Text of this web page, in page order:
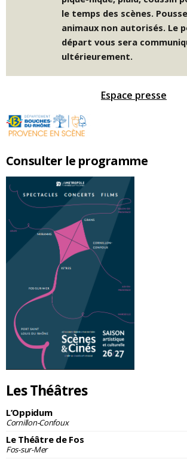
Consulter le programme
Les Théâtres
L’Oppidum
Cornillon-Confoux
Le Théâtre de Fos
Fos-sur-Mer
le temps des scènes.
animaux non autorisés. Le
départ vous sera
ultérieurement.
Espace presse